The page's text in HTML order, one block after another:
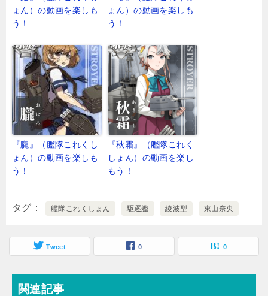
ょん）の動画を楽しも
う！
ょん）の動画を楽しも
う！
『朧』（艦隊これくし
ょん）の動画を楽しも
う！
『秋霜』（艦隊これく
しょん）の動画を楽し
もう！
タグ 艦隊これくしょん 駆逐艦 綾波型 東山奈央
Tweet 0 0
関連記事